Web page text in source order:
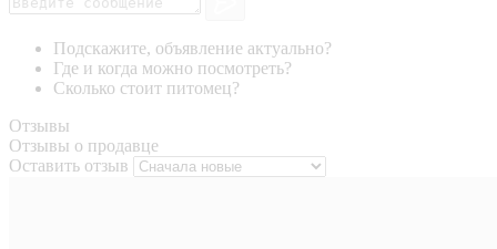
Подскажите, объявление актуально?
Где и когда можно посмотреть?
Сколько стоит питомец?
Отзывы
Отзывы о продавце
Оставить отзыв